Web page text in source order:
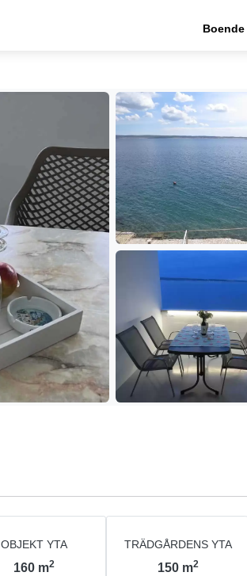
Boende
OBJEKT YTA
160 m2
TRÄDGÅRDENS YTA
150 m2